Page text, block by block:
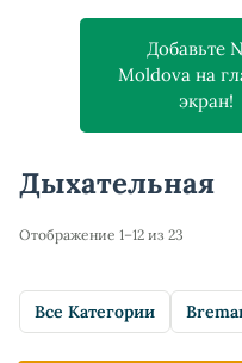
Главная > Магазин >
Дыхательная
Отображение 1–12 из 23
Все Категории
Добавьте
Moldova на
экран!